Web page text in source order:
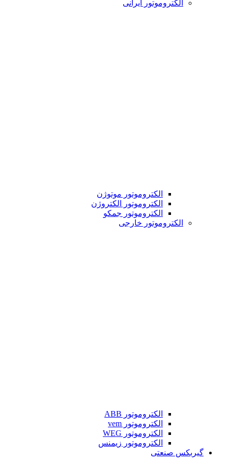
الکتروموتور ایرانی
الکتروموتور موتوژن
الکتروموتور الکتروژن
الکتروموتور جمکو
الکتروموتور خارجی
الکتروموتور ABB
الکتروموتور vem
الکتروموتور WEG
الکتروموتور زیمنس
گیربکس صنعتی